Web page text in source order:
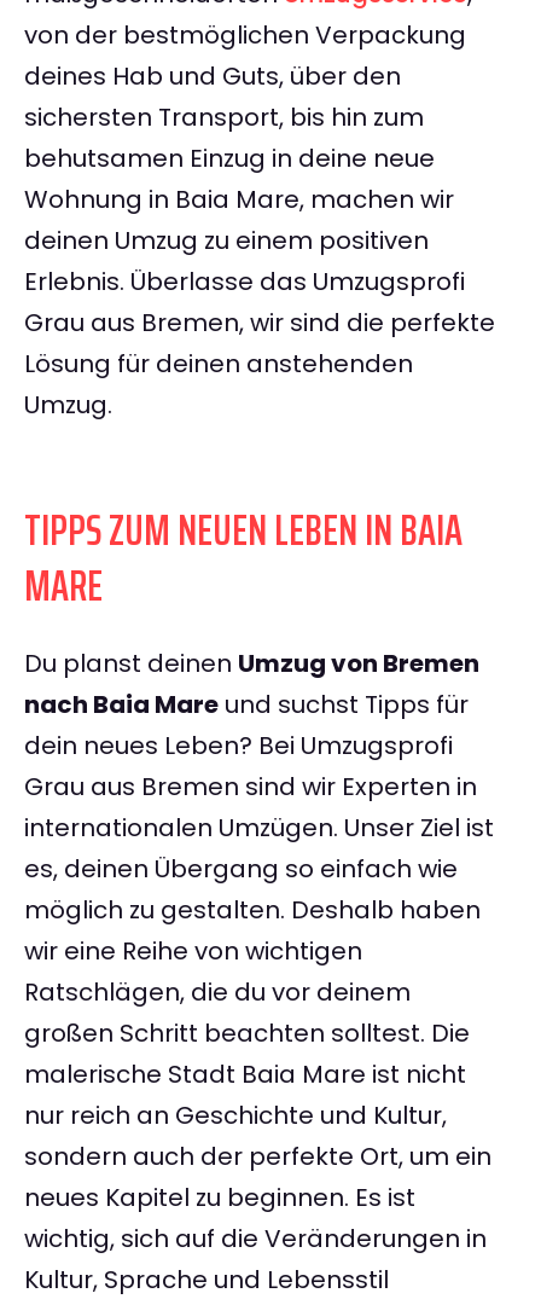
von der bestmöglichen Verpackung
deines Hab und Guts, über den
sichersten Transport, bis hin zum
behutsamen Einzug in deine neue
Wohnung in Baia Mare, machen wir
deinen Umzug zu einem positiven
Erlebnis. Überlasse das Umzugsprofi
Grau aus Bremen, wir sind die perfekte
Lösung für deinen anstehenden
Umzug.
TIPPS ZUM NEUEN LEBEN IN BAIA
MARE
Du planst deinen Umzug von Bremen
nach Baia Mare und suchst Tipps für
dein neues Leben? Bei Umzugsprofi
Grau aus Bremen sind wir Experten in
internationalen Umzügen. Unser Ziel ist
es, deinen Übergang so einfach wie
möglich zu gestalten. Deshalb haben
wir eine Reihe von wichtigen
Ratschlägen, die du vor deinem
großen Schritt beachten solltest. Die
malerische Stadt Baia Mare ist nicht
nur reich an Geschichte und Kultur,
sondern auch der perfekte Ort, um ein
neues Kapitel zu beginnen. Es ist
wichtig, sich auf die Veränderungen in
Kultur, Sprache und Lebensstil